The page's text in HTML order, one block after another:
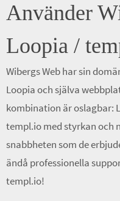
Använder
Loopia /
Wibergs Web har sin
Loopia och själva
kombination är oslagbar:
templ.io med styrkan och
snabbheten som de
ändå professionella
templ.io!